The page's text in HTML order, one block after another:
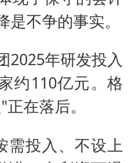
不争的事实。
2025年研发投入
约110亿元。格
在落后。
需投入、不设上